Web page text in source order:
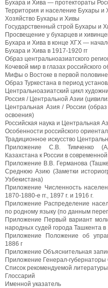
Бухара и Хива — протектораты
Территория и население Бухары и
Хозяйство Бухары и Хивы
Государственный строй Бухары и
Просвещение у бухарцев и
Бухара и Хива в конце ХГХ —
Бухара и Хива в 1917-1920 гг
Образ центральноазиатского
Кочевой мир в глазах
Мифы о Востоке в первой
Образ Туркестана в период
Центральноазиатский цикл
Россия / Центральной Азии
Центральная Азия / России
освоения)
Российская наука и Центральная
Особенности российского
Традиционное искусство
Приложение С.В. Тимченко
Казахстана к России в
Приложение В.В. Германова
Среднюю Азию (Заметки
Узбекистана)
Приложение Численность
1870-1880-е гг., 1897 г. и 1916 г.
Приложение Распределение
по родному языку (по данным
Приложение Первый вариант
народных судей города Ташкента в
Приложение Положение об
1886 г
Приложение Объяснительная
Приложение Генерал-губернаторы
Список рекомендуемой литературы
Глоссарий
Именной указатель